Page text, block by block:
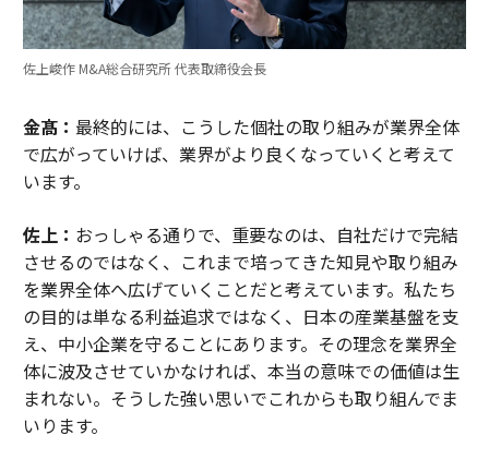
佐上峻作 M&A総合研究所 代表取締役会長
金髙： 最終的には、こうした個社の取り組みが業界全体
で広がっていけば、業界がより良くなっていくと考えて
います。
佐上： おっしゃる通りで、重要なのは、自社だけで完結
させるのではなく、これまで培ってきた知見や取り組み
を業界全体へ広げていくことだと考えています。私たち
の目的は単なる利益追求ではなく、日本の産業基盤を支
え、中小企業を守ることにあります。その理念を業界全
体に波及させていかなければ、本当の意味での価値は生
まれない。そうした強い思いでこれからも取り組んでま
いります。